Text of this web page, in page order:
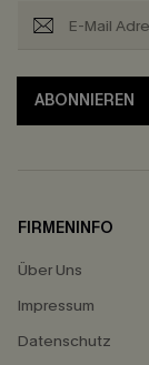
ABONNIEREN
FIRMENINFO
Über Uns
Impressum
Datenschutz